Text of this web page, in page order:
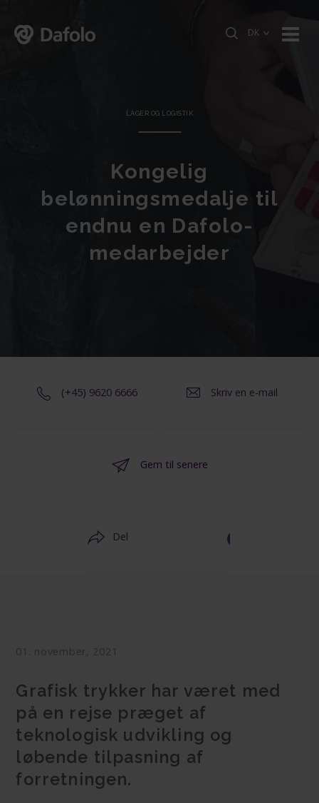
DK
LAGER OG LOGISTIK
Kongelig
belønningsmedalje til
endnu en Dafolo-
medarbejder
(+45) 9620 6666 Skriv en e-mail
Gem til senere
Del
01. november, 2021
Grafisk trykker har været med
på en rejse præget af
teknologisk udvikling og
løbende tilpasning af
forretningen.